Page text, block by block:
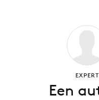
EXPERT
Een